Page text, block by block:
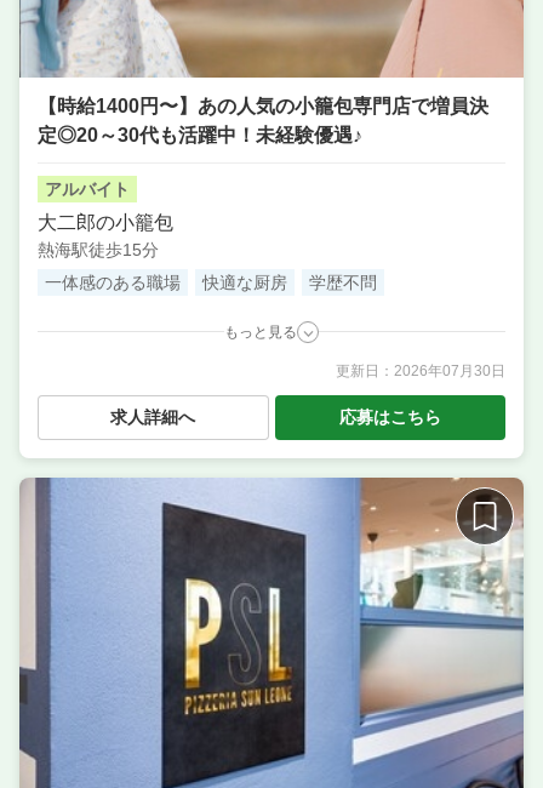
【時給1400円〜】あの人気の小籠包専門店で増員決
定◎20～30代も活躍中！未経験優遇♪
アルバイト
大二郎の小籠包
熱海駅徒歩15分
一体感のある職場
快適な厨房 学歴不問
もっと見る
サービス・ホール ／ 販売スタッフ ／ 調理・キッチン
スタッフ・板前 ／ 調理補助・調理見習い
美味しさを追求！熱海の小籠包専門店
住所 静岡県熱海市銀座町6-2
単価
更新日： 2026年07月30日
求人詳細へ 応募はこちら